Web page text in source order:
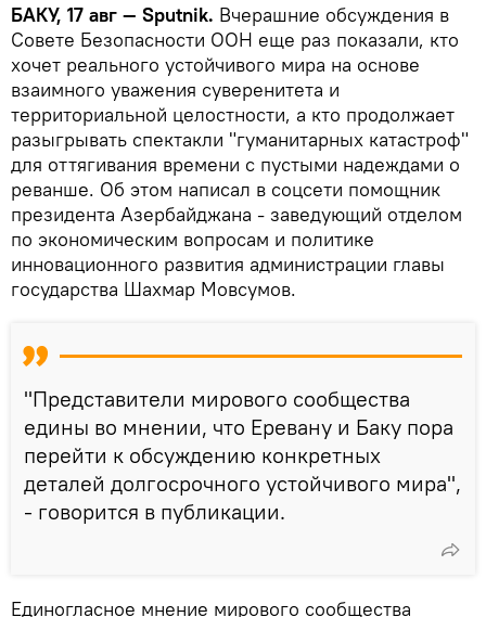
БАКУ, 17 авг — Sputnik. Вчерашние обсуждения в
Совете Безопасности ООН еще раз показали, кто
хочет реального устойчивого мира на основе
взаимного уважения суверенитета и
территориальной целостности, а кто продолжает
разыгрывать спектакли "гуманитарных катастроф"
для оттягивания времени с пустыми надеждами о
реванше. Об этом написал в соцсети помощник
президента Азербайджана - заведующий отделом
по экономическим вопросам и политике
инновационного развития администрации главы
государства Шахмар Мовсумов.
"Представители мирового сообщества
едины во мнении, что Еревану и Баку пора
перейти к обсуждению конкретных
деталей долгосрочного устойчивого мира",
- говорится в публикации.
Единогласное мнение мирового сообщества